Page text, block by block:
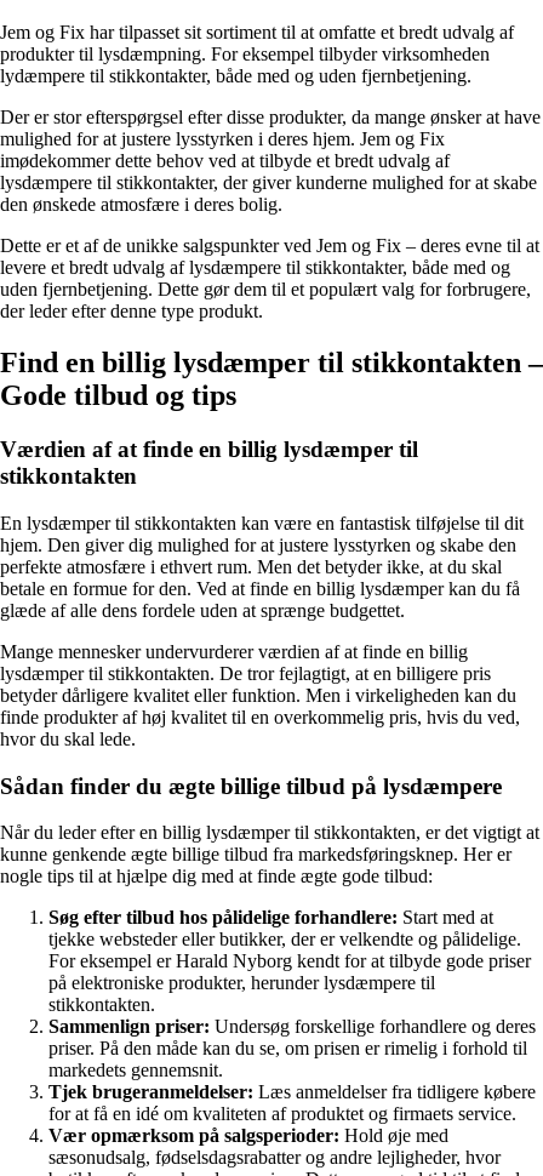
Jem og Fix har tilpasset sit sortiment til at omfatte et bredt udvalg af
produkter til lysdæmpning. For eksempel tilbyder virksomheden
lydæmpere til stikkontakter, både med og uden fjernbetjening.
Der er stor efterspørgsel efter disse produkter, da mange ønsker at have
mulighed for at justere lysstyrken i deres hjem. Jem og Fix
imødekommer dette behov ved at tilbyde et bredt udvalg af
lysdæmpere til stikkontakter, der giver kunderne mulighed for at skabe
den ønskede atmosfære i deres bolig.
Dette er et af de unikke salgspunkter ved Jem og Fix – deres evne til at
levere et bredt udvalg af lysdæmpere til stikkontakter, både med og
uden fjernbetjening. Dette gør dem til et populært valg for forbrugere,
der leder efter denne type produkt.
Find en billig lysdæmper til stikkontakten –
Gode tilbud og tips
Værdien af at finde en billig lysdæmper til
stikkontakten
En lysdæmper til stikkontakten kan være en fantastisk tilføjelse til dit
hjem. Den giver dig mulighed for at justere lysstyrken og skabe den
perfekte atmosfære i ethvert rum. Men det betyder ikke, at du skal
betale en formue for den. Ved at finde en billig lysdæmper kan du få
glæde af alle dens fordele uden at sprænge budgettet.
Mange mennesker undervurderer værdien af at finde en billig
lysdæmper til stikkontakten. De tror fejlagtigt, at en billigere pris
betyder dårligere kvalitet eller funktion. Men i virkeligheden kan du
finde produkter af høj kvalitet til en overkommelig pris, hvis du ved,
hvor du skal lede.
Sådan finder du ægte billige tilbud på lysdæmpere
Når du leder efter en billig lysdæmper til stikkontakten, er det vigtigt at
kunne genkende ægte billige tilbud fra markedsføringsknep. Her er
nogle tips til at hjælpe dig med at finde ægte gode tilbud:
Søg efter tilbud hos pålidelige forhandlere: Start med at
tjekke websteder eller butikker, der er velkendte og pålidelige.
For eksempel er Harald Nyborg kendt for at tilbyde gode priser
på elektroniske produkter, herunder lysdæmpere til
stikkontakten.
Sammenlign priser: Undersøg forskellige forhandlere og deres
priser. På den måde kan du se, om prisen er rimelig i forhold til
markedets gennemsnit.
Tjek brugeranmeldelser: Læs anmeldelser fra tidligere købere
for at få en idé om kvaliteten af produktet og firmaets service.
Vær opmærksom på salgsperioder: Hold øje med
sæsonudsalg, fødselsdagsrabatter og andre lejligheder, hvor